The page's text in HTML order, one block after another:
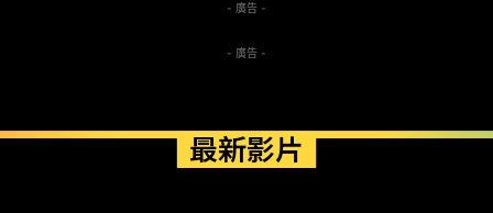
- 廣告 -
- 廣告 -
最新影片